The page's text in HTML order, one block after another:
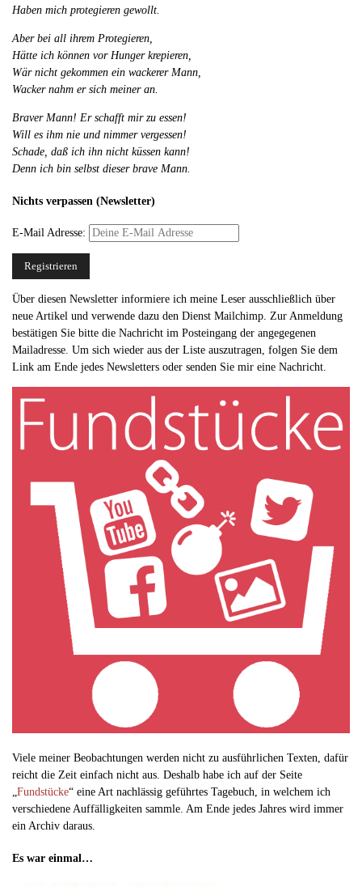
Haben mich protegieren gewollt.
Aber bei all ihrem Protegieren,
Hätte ich können vor Hunger krepieren,
Wär nicht gekommen ein wackerer Mann,
Wacker nahm er sich meiner an.
Braver Mann! Er schafft mir zu essen!
Will es ihm nie und nimmer vergessen!
Schade, daß ich ihn nicht küssen kann!
Denn ich bin selbst dieser brave Mann.
Nichts verpassen (Newsletter)
E-Mail Adresse:
Über diesen Newsletter informiere ich meine Leser ausschließlich über
neue Artikel und verwende dazu den Dienst Mailchimp. Zur Anmeldung
bestätigen Sie bitte die Nachricht im Posteingang der angegegenen
Mailadresse. Um sich wieder aus der Liste auszutragen, folgen Sie dem
Link am Ende jedes Newsletters oder senden Sie mir eine Nachricht.
Viele meiner Beobachtungen werden nicht zu ausführlichen Texten, dafür
reicht die Zeit einfach nicht aus. Deshalb habe ich auf der Seite
„Fundstücke“ eine Art nachlässig geführtes Tagebuch, in welchem ich
verschiedene Auffälligkeiten sammle. Am Ende jedes Jahres wird immer
ein Archiv daraus.
Es war einmal…